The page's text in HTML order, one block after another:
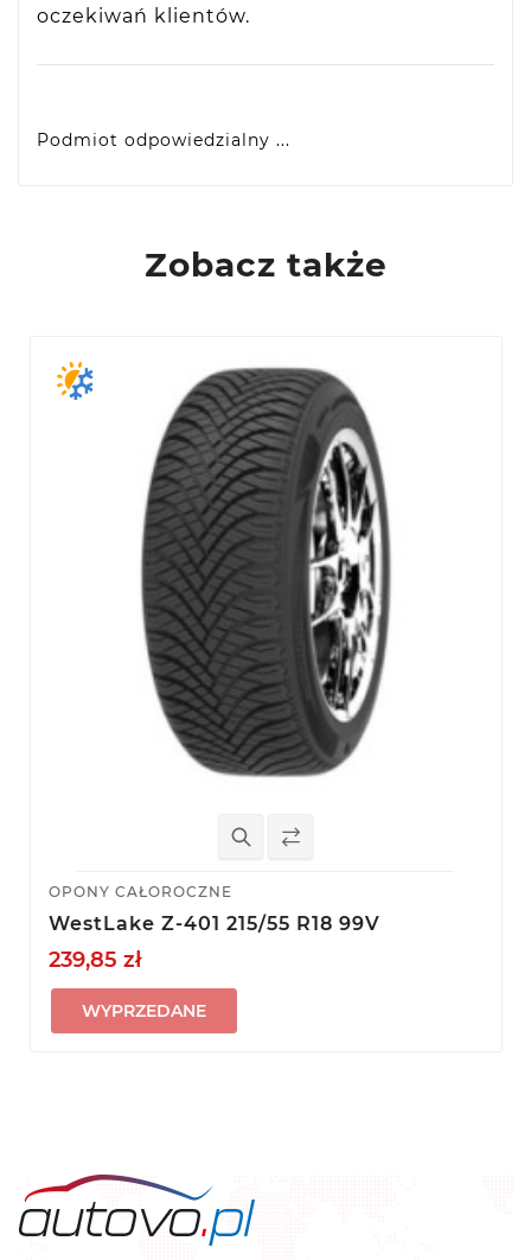
oczekiwań klientów.
Podmiot odpowiedzialny ...
Zobacz także
OPONY CAŁOROCZNE
WestLake Z-401 215/55 R18 99V
239,85 zł
WYPRZEDANE